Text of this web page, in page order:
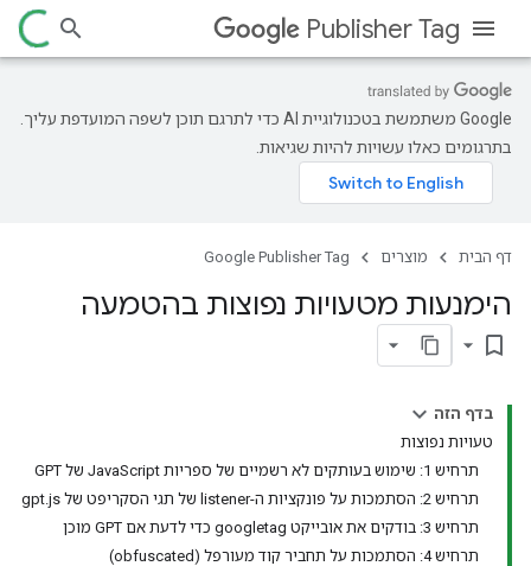
Publisher Tag
‫Google משתמשת בטכנולוגיית AI כדי לתרגם תוכן לשפה המועדפת עליך.
בתרגומים כאלו עשויות להיות שגיאות.
דף הבית מוצרים Google Publisher Tag
הימנעות מטעויות נפוצות בהטמעה
bookmark_border
בדף הזה
טעויות נפוצות
תרחיש 1: שימוש בעותקים לא רשמיים של ספריות JavaScript של GPT
תרחיש 2: הסתמכות על פונקציות ה-listener של תגי הסקריפט של gpt.js
תרחיש 3: בודקים את אובייקט googletag כדי לדעת אם GPT מוכן
תרחיש 4: הסתמכות על תחביר קוד מעורפל (obfuscated)